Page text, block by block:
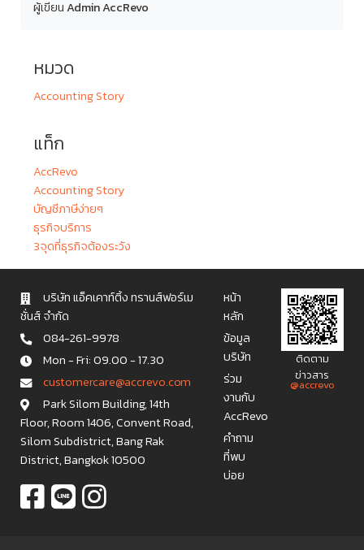
ผู้เขียนAdmin AccRevo
หมวด
Accounting Story
แท็ก
AccRevo
Accounting Story
บัญชีภาษีง่ายๆ
ธุรกิจบริการ
3จุดที่ธุรกิจต้องระวัง
บริษัท แอ็คเคาท์ติ้ง ทรานส์ฟอร์เม
ชั่นส์ จำกัด
084-261-9978
Mon - Fri: 09.00 - 17.30
c u s t o m e r c a r e @ a c c r e v o . c o m
Park Silom Building, 14th
Floor, Room 1406, Convent Road,
Silom Subdistrict, Bang Rak
District, Bangkok 10500
หน้า
หลัก
ข้อมูล
บริษัท
ร่วม
งานกับ
AccRevo
คำถาม
ที่พบ
บ่อย
ติดตาม
ข่าวสาร
@accrevo